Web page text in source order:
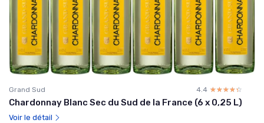
Grand Sud 4.4 ☆☆☆☆☆
★★★★★
Chardonnay Blanc Sec du Sud de la France (6 x 0,25 L)
Voir le détail